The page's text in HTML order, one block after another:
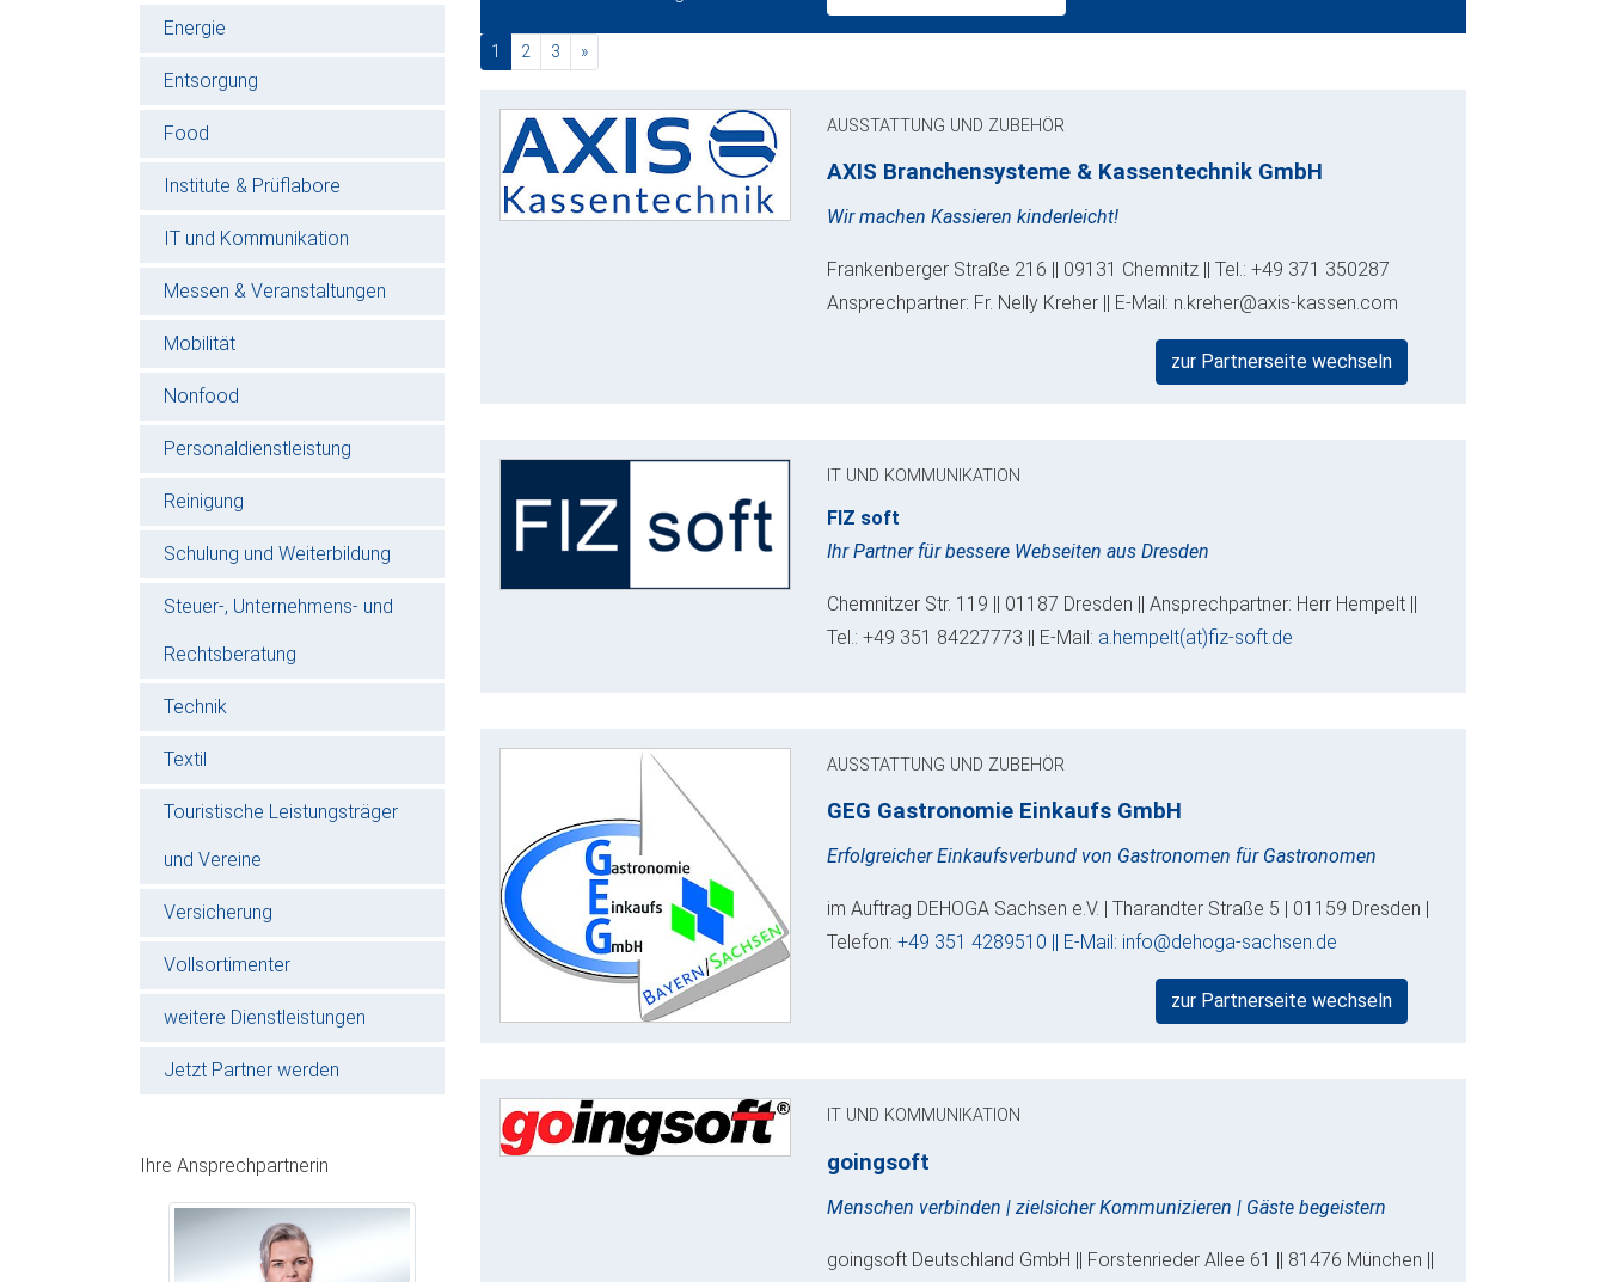
Energie
Entsorgung
Food
Institute & Prüflabore
IT und Kommunikation
Messen & Veranstaltungen
Mobilität
Nonfood
Personaldienstleistung
Reinigung
Schulung und Weiterbildung
Steuer-, Unternehmens- und
Rechtsberatung
Technik
Textil
Touristische Leistungsträger
und Vereine
Versicherung
Vollsortimenter
weitere Dienstleistungen
Jetzt Partner werden
Ihre Ansprechpartnerin
1 (current)
2 3 »nächste
AUSSTATTUNG UND ZUBEHÖR
AXIS Branchensysteme & Kassentechnik GmbH
Wir machen Kassieren kinderleicht!
Frankenberger Straße 216 || 09131 Chemnitz || Tel.: +49 371 350287
Ansprechpartner: Fr. Nelly Kreher || E-Mail: n.kreher@axis-kassen.com
zur Partnerseite wechseln
IT UND KOMMUNIKATION
FIZ soft
Ihr Partner für bessere Webseiten aus Dresden
Chemnitzer Str. 119 || 01187 Dresden || Ansprechpartner: Herr Hempelt ||
Tel.: +49 351 84227773 || E-Mail: a.hempelt(at)fiz-soft.de
AUSSTATTUNG UND ZUBEHÖR
GEG Gastronomie Einkaufs GmbH
Erfolgreicher Einkaufsverbund von Gastronomen für Gastronomen
im Auftrag DEHOGA Sachsen e.V. | Tharandter Straße 5 | 01159 Dresden |
Telefon:+49 351 4289510 || E-Mail: info@dehoga-sachsen.de
zur Partnerseite wechseln
IT UND KOMMUNIKATION
goingsoft
Menschen verbinden | zielsicher Kommunizieren | Gäste begeistern
goingsoft Deutschland GmbH || Forstenrieder Allee 61 || 81476 München ||